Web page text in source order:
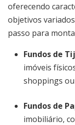
oferecendo
objetivos
passo para
Fundos de
imóveis
shoppings
Fundos de
imobiliário,